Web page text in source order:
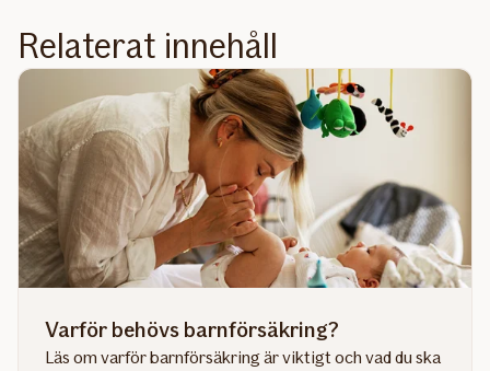
Relaterat innehåll
Varför behövs barnförsäkring?
Läs om varför barnförsäkring är viktigt och vad du ska